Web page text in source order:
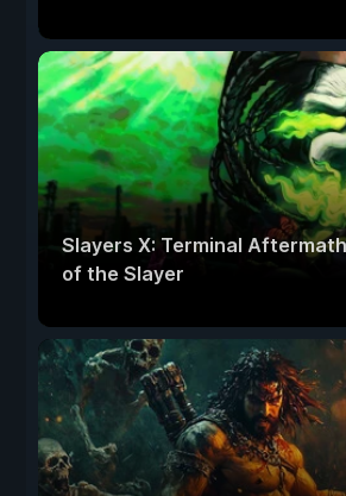
Slayers X: Terminal
of the Slayer